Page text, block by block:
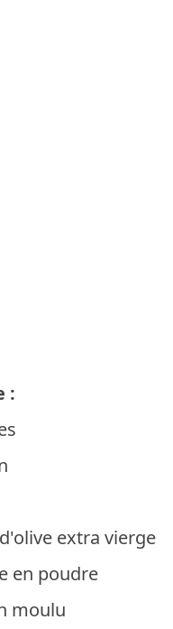
:
extra vierge
en poudre
moulu